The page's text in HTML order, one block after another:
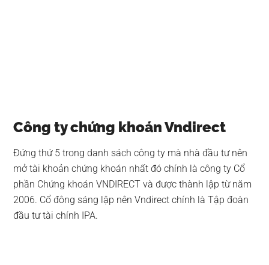
Công ty chứng khoán Vndirect
Đứng thứ 5 trong danh sách công ty mà nhà đầu tư nên
mở tài khoản chứng khoán nhất đó chính là công ty Cổ
phần Chứng khoán VNDIRECT và được thành lập từ năm
2006. Cổ đông sáng lập nên Vndirect chính là Tập đoàn
đầu tư tài chính IPA.